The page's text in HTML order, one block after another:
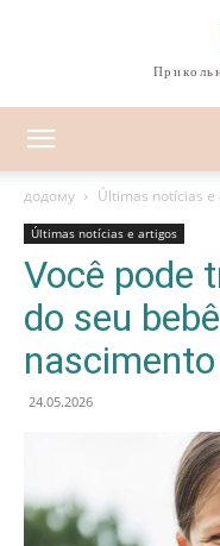
додому Últimas notícias e
Últimas notícias e artigos
Você pode
do seu
nascimento
24.05.2026